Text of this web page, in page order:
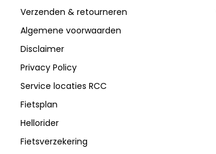
Verzenden & retourneren
Algemene voorwaarden
Disclaimer
Privacy Policy
Service locaties RCC
Fietsplan
Hellorider
Fietsverzekering